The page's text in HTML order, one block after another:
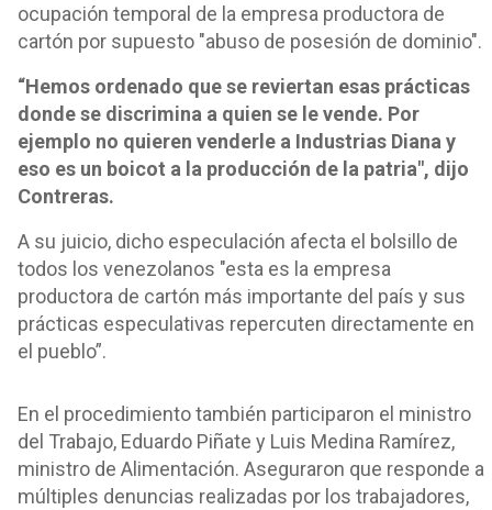
ocupación temporal de la empresa productora de
cartón por supuesto "abuso de posesión de dominio".
“Hemos ordenado que se reviertan esas prácticas
donde se discrimina a quien se le vende. Por
ejemplo no quieren venderle a Industrias Diana y
eso es un boicot a la producción de la patria", dijo
Contreras.
A su juicio, dicho especulación afecta el bolsillo de
todos los venezolanos "esta es la empresa
productora de cartón más importante del país y sus
prácticas especulativas repercuten directamente en
el pueblo”.
En el procedimiento también participaron el ministro
del Trabajo, Eduardo Piñate y Luis Medina Ramírez,
ministro de Alimentación. Aseguraron que responde a
múltiples denuncias realizadas por los trabajadores,